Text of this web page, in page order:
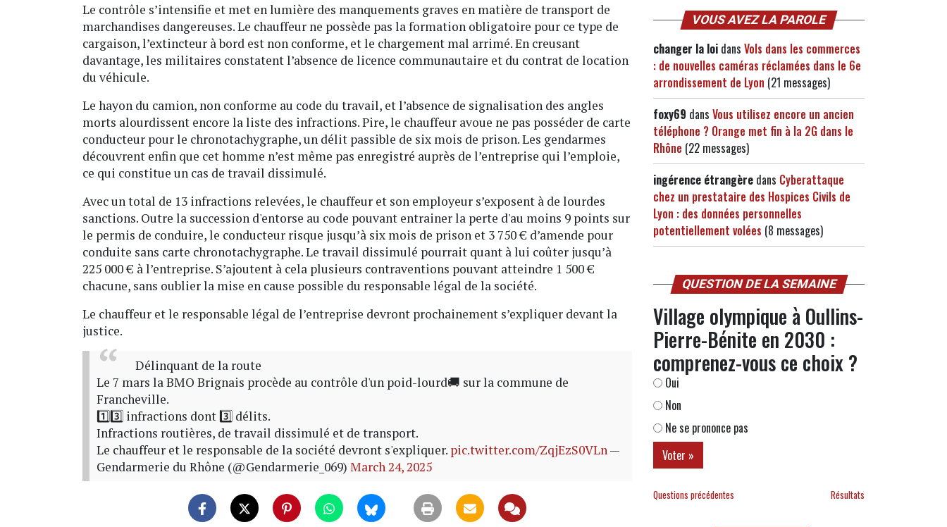
Le contrôle s’intensifie et met en lumière des manquements graves en matière de transport de
marchandises dangereuses. Le chauffeur ne possède pas la formation obligatoire pour ce type de
cargaison, l’extincteur à bord est non conforme, et le chargement mal arrimé. En creusant
davantage, les militaires constatent l’absence de licence communautaire et du contrat de location
du véhicule.
Le hayon du camion, non conforme au code du travail, et l’absence de signalisation des angles
morts alourdissent encore la liste des infractions. Pire, le chauffeur avoue ne pas posséder de carte
conducteur pour le chronotachygraphe, un délit passible de six mois de prison. Les gendarmes
découvrent enfin que cet homme n’est même pas enregistré auprès de l’entreprise qui l’emploie,
ce qui constitue un cas de travail dissimulé.
Avec un total de 13 infractions relevées, le chauffeur et son employeur s’exposent à de lourdes
sanctions. Outre la succession d'entorse au code pouvant entrainer la perte d'au moins 9 points sur
le permis de conduire, le conducteur risque jusqu’à six mois de prison et 3 750 € d’amende pour
conduite sans carte chronotachygraphe. Le travail dissimulé pourrait quant à lui coûter jusqu’à
225 000 € à l’entreprise. S’ajoutent à cela plusieurs contraventions pouvant atteindre 1 500 €
chacune, sans oublier la mise en cause possible du responsable légal de la société.
Le chauffeur et le responsable légal de l’entreprise devront prochainement s’expliquer devant la
justice.
Délinquant de la route
Le 7 mars la BMO Brignais procède au contrôle d'un poid-lourd🚚 sur la commune de
Francheville.
1️⃣3️⃣ infractions dont 3️⃣ délits.
Infractions routières, de travail dissimulé et de transport.
Le chauffeur et le responsable de la société devront s'expliquer. pic.twitter.com/ZqjEzS0VLn —
Gendarmerie du Rhône (@Gendarmerie_069) March 24, 2025
VOUS AVEZ LA PAROLE
changer la loi dans Vols dans les commerces
: de nouvelles caméras réclamées dans le 6e
arrondissement de Lyon (21 messages)
foxy69 dans Vous utilisez encore un ancien
téléphone ? Orange met fin à la 2G dans le
Rhône (22 messages)
ingérence étrangère dans Cyberattaque
chez un prestataire des Hospices Civils de
Lyon : des données personnelles
potentiellement volées (8 messages)
QUESTION DE LA SEMAINE
Village olympique à Oullins-
Pierre-Bénite en 2030 :
comprenez-vous ce choix ?
Oui
Non
Ne se prononce pas
Questions précédentes Résultats